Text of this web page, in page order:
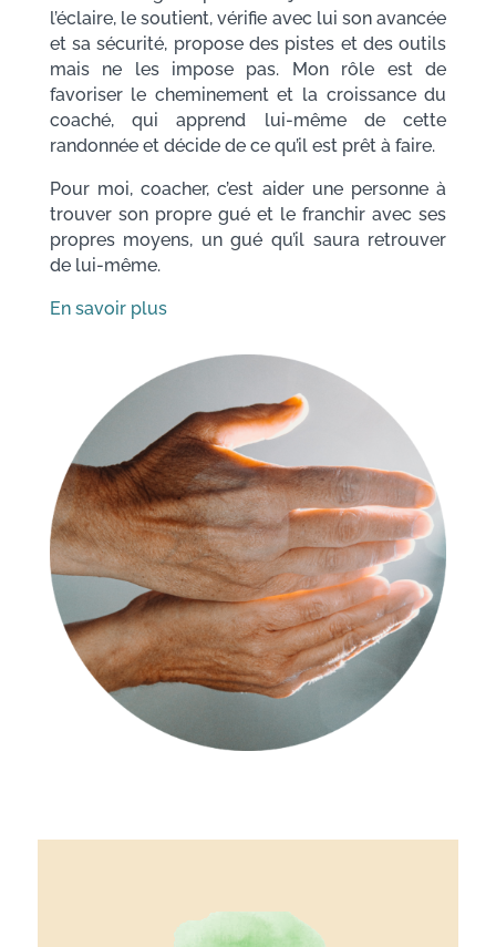
l’éclaire, le soutient, vérifie avec lui son avancée
et sa sécurité, propose des pistes et des outils
mais ne les impose pas. Mon rôle est de
favoriser le cheminement et la croissance du
coaché, qui apprend lui-même de cette
randonnée et décide de ce qu’il est prêt à faire.
Pour moi, coacher, c’est aider une personne à
trouver son propre gué et le franchir avec ses
propres moyens, un gué qu’il saura retrouver
de lui-même.
En savoir plus